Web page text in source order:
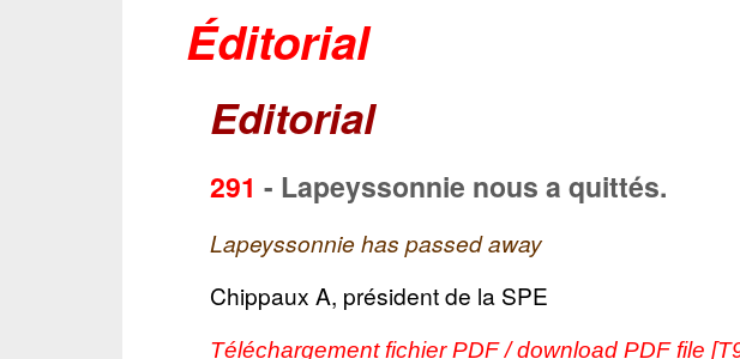
Éditorial
Editorial
291 - Lapeyssonnie nous a quittés.
Lapeyssonnie has passed away
Chippaux A, président de la SPE
Téléchargement fichier PDF / download PDF file